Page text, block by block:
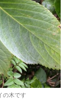
の木です